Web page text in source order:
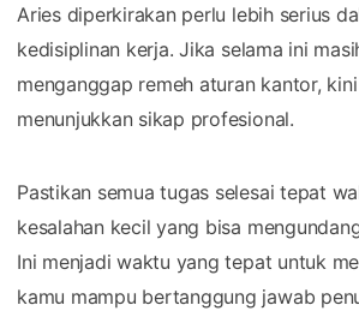
Aries diperkirakan perlu lebih serius
kedisiplinan kerja. Jika selama ini
menganggap remeh aturan kantor,
menunjukkan sikap profesional.
Pastikan semua tugas selesai tepat
kesalahan kecil yang bisa
Ini menjadi waktu yang tepat untuk
kamu mampu bertanggung jawab